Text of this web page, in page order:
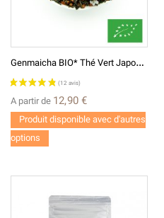
G
Enmaicha BIO* Thé Vert Japonais 玄米茶
A partir de 12,90 €
Produit disponible avec d'autres
options